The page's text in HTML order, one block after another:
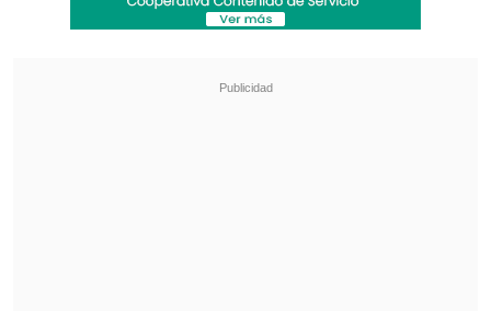
figura que hace apología de la
, del crimen organizado y la